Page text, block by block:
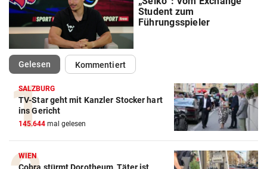
Student zum
Führungsspieler
Gelesen(ausgewählt)Kommentiert
SALZBURG
TV-Star geht mit Kanzler Stocker hart
ins Gericht
145.644 mal gelesen
WIEN